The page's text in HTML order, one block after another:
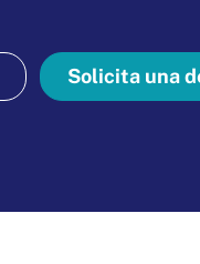
Solicita una